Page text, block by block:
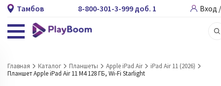
Тамбов 8-800-301-3-999 доб. 1 Вход
Главная Каталог Планшеты Apple iPad Air
iPad Air 11 (2026)
Планшет Apple iPad Air 11 M4 128 ГБ, Wi-Fi Starlight